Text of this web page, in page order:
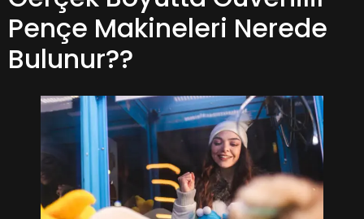
Pençe Makineleri Nerede
Bulunur??